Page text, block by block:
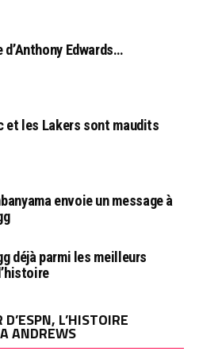
d’Anthony Edwards…
et les Lakers sont maudits
envoie un message à
déjà parmi les meilleurs
L’HISTOIRE
ANDREWS